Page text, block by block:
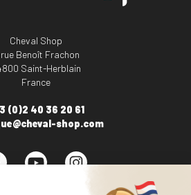
Cheval Shop
Benoît Frachon
Saint-Herblain
France
(0)2 40 36 20 61
shop.com
Facebook YouTube